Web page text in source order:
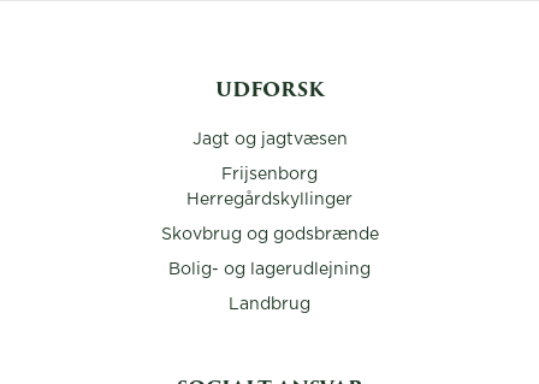
UDFORSK
Jagt og jagtvæsen
Frijsenborg
Herregårdskyllinger
Skovbrug og godsbrænde
Bolig- og lagerudlejning
Landbrug